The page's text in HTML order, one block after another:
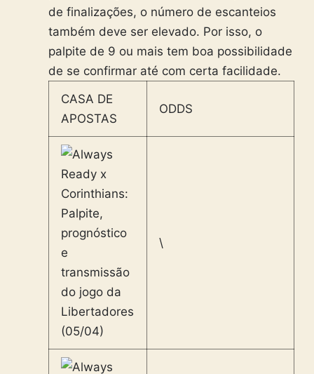
de finalizações, o número de escanteios
também deve ser elevado. Por isso, o
palpite de 9 ou mais tem boa possibilidade
de se confirmar até com certa facilidade.
CASA DE
APOSTAS
ODDS
\